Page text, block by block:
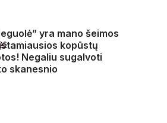
yra mano šeimos
kopūstų
Negaliu sugalvoti
skanesnio